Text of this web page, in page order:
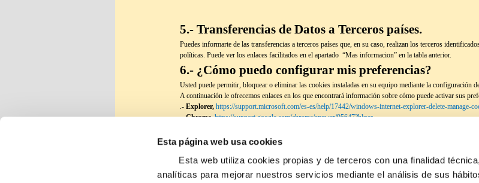
Esta página web usa cookies
Esta web utiliza cookies propias y de terceros con una finalidad
analíticas para mejorar nuestros servicios mediante el análisis de sus
5.- Transferencias de Datos a Terceros países.
Puedes informarte de las transferencias a terceros países que, en su caso, realizan los terceros
políticas. Puede ver los enlaces facilitados en el apartado “Mas informacion” en la tabla anterior.
6.- ¿Cómo puedo configurar mis preferencias?
Usted puede permitir, bloquear o eliminar las cookies instaladas en su equipo mediante la configuración
A continuación le ofrecemos enlaces en los que encontrará información sobre cómo puede activar sus
.-Explorer,https://support.microsoft.com/es-es/help/17442/windows-internet-explorer-delete-manage-
.-Chrome,https://support.google.com/chrome/answer/95647?hl=es
.- Firefox ,https://support.mozilla.org/es/kb/habilitar-y-deshabilitar-cookies-sitios-web-rastrear-
deshabilitar-cookies-que-los-sitios-we
.- Opera,https://help.opera.com/en/latest/web-preferences/#cookies
7.- Ejercicios de sus derechos.